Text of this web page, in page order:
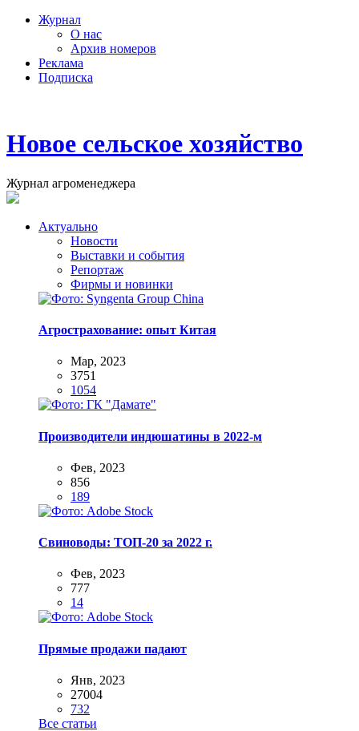
Журнал
О нас
Архив номеров
Реклама
Подписка
Новое сельское хозяйство
Журнал агроменеджера
Актуально
Новости
Выставки и события
Репортаж
Фирмы и новинки
Агрострахование: опыт Китая
Мар, 2023
3751
1054
Производители индюшатины в 2022-м
Фев, 2023
856
189
Свиноводы: ТОП-20 за 2022 г.
Фев, 2023
777
14
Прямые продажи падают
Янв, 2023
27004
732
Все статьи